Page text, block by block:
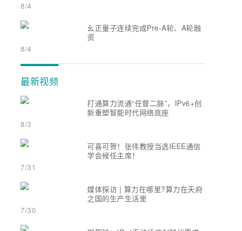
8/4
幺正量子连续完成Pre-A轮、A轮融
资
8/4
最新视频
打通算力流通“任督二脉”，IPv6+创
新重塑智能时代网络底座
8/3
可喜可贺！张伟教授当选IEEE通信
学会候任主席！
7/31
媒体探访 | 算力在哪里?算力在天府
之国的生产生活里
7/30